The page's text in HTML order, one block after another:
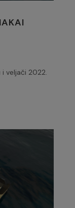
veljači 2022.